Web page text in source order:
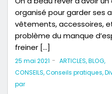
organisé pour garder ses
vêtements, accessoires,
problème du manque
freiner […]
25 mai 2021 - ARTICLES,BLOG,
CONSEILS,Conseils pratiques,
par